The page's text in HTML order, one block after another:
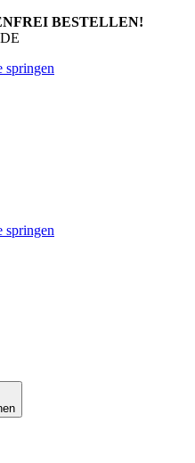
BESTELLEN!
springen
springen